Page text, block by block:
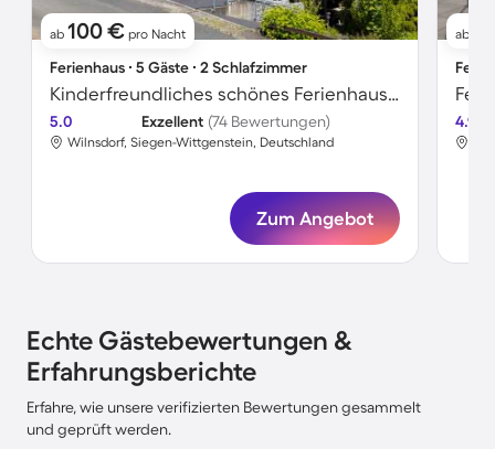
ab 100 € pro Nacht
Ferienhaus ∙ 5 Gäste ∙ 2 Schlafzimmer
Kinderfreundliches schönes Ferienhaus mit Terrasse und Grill | Ideal für Homeoffice
5.0 Exzellent (74 Bewertungen)
Wilnsdorf, Siegen-Wittgenstein, Deutschland
Zum Angebot
ab
4.9
Echte Gästebewertungen &
Erfahrungsberichte
Erfahre, wie unsere verifizierten Bewertungen gesammelt
und geprüft werden.